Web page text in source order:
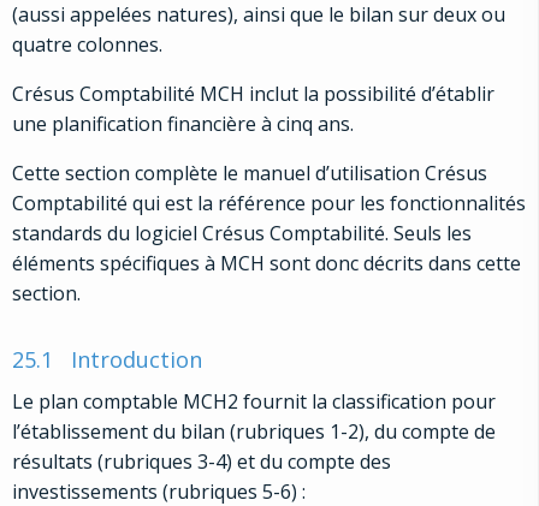
(aussi appelées natures), ainsi que le bilan sur deux ou
quatre colonnes.
Crésus Comptabilité MCH inclut la possibilité d’établir
une planification financière à cinq ans.
Cette section complète le manuel d’utilisation Crésus
Comptabilité qui est la référence pour les fonctionnalités
standards du logiciel Crésus Comptabilité. Seuls les
éléments spécifiques à MCH sont donc décrits dans cette
section.
25.1 Introduction
Le plan comptable MCH2 fournit la classification pour
l’établissement du bilan (rubriques 1-2), du compte de
résultats (rubriques 3-4) et du compte des
investissements (rubriques 5-6) :